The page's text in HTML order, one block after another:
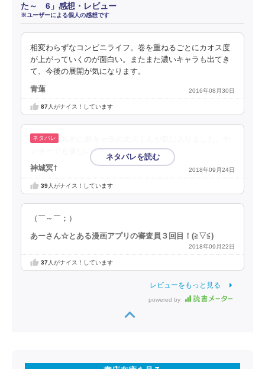
た～ 6」感想・レビュー
※ユーザーによる個人の感想です
相変わらずなコンビニライフ。巻を重ねるごとにカオス度
が上がっていくのが面白い。またまた濃いキャラも出てき
て、今後の展開が気になります。
青蓮 2016年08月30日
87人がナイス！しています
ンキーでも優しい心、素敵です。
神城冥† 2018年09月24日
39人がナイス！しています
（￣～￣；）
あーさん☆とある漫画アプリの審査員３回目！(⁠≧⁠▽⁠≦⁠)
2018年09月22日
37人がナイス！しています
レビューをもっと見る
powered by